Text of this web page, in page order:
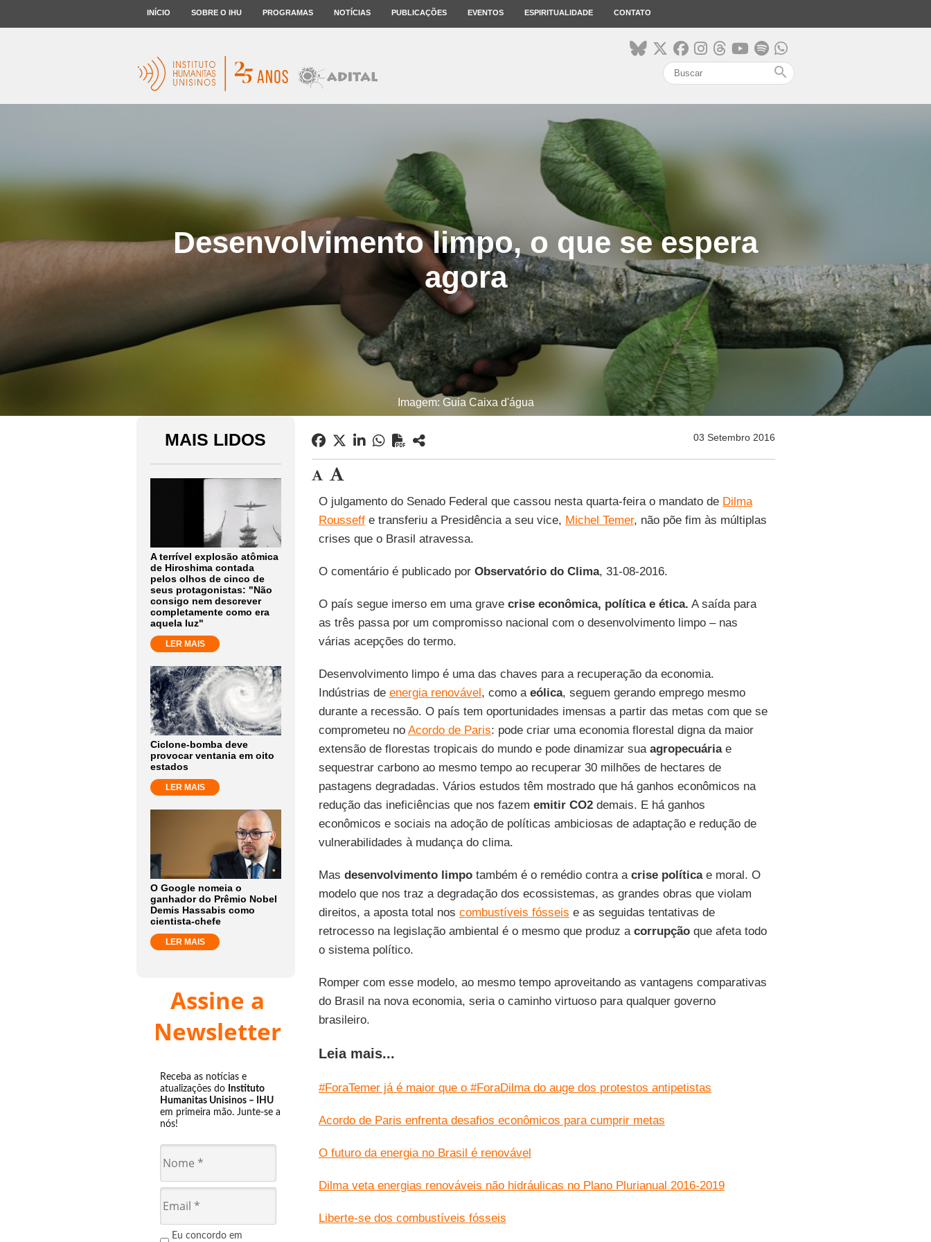
INÍCIO SOBRE O IHU PROGRAMAS NOTÍCIAS PUBLICAÇÕES EVENTOS ESPIRITUALIDADE CONTATO
search
Desenvolvimento limpo, o que se espera
agora
Imagem: Guia Caixa d'água
MAIS LIDOS
A terrível explosão atômica
de Hiroshima contada
pelos olhos de cinco de
seus protagonistas: "Não
consigo nem descrever
completamente como era
aquela luz"
LER MAIS
Ciclone-bomba deve
provocar ventania em oito
estados
LER MAIS
O Google nomeia o
ganhador do Prêmio Nobel
Demis Hassabis como
cientista-chefe
LER MAIS
Assine a
Newsletter
Receba as notícias e
atualizações do Instituto
Humanitas Unisinos – IHU
em primeira mão. Junte-se a
nós!
Eu concordo em
03 Setembro 2016
O julgamento do Senado Federal que cassou nesta quarta-feira o mandato de Dilma
Rousseffe transferiu a Presidência a seu vice, Michel Temer, não põe fim às múltiplas
crises que o Brasil atravessa.
O comentário é publicado por Observatório do Clima, 31-08-2016.
O país segue imerso em uma grave crise econômica, política e ética. A saída para
as três passa por um compromisso nacional com o desenvolvimento limpo – nas
várias acepções do termo.
Desenvolvimento limpo é uma das chaves para a recuperação da economia.
Indústrias de energia renovável, como a eólica, seguem gerando emprego mesmo
durante a recessão. O país tem oportunidades imensas a partir das metas com que se
comprometeu no Acordo de Paris: pode criar uma economia florestal digna da maior
extensão de florestas tropicais do mundo e pode dinamizar sua agropecuáriae
sequestrar carbono ao mesmo tempo ao recuperar 30 milhões de hectares de
pastagens degradadas. Vários estudos têm mostrado que há ganhos econômicos na
redução das ineficiências que nos fazem emitir CO2demais. E há ganhos
econômicos e sociais na adoção de políticas ambiciosas de adaptação e redução de
vulnerabilidades à mudança do clima.
Mas desenvolvimento limpotambém é o remédio contra a crise políticae moral. O
modelo que nos traz a degradação dos ecossistemas, as grandes obras que violam
direitos, a aposta total nos combustíveis fósseis e as seguidas tentativas de
retrocesso na legislação ambiental é o mesmo que produz a corrupçãoque afeta todo
o sistema político.
Romper com esse modelo, ao mesmo tempo aproveitando as vantagens comparativas
do Brasil na nova economia, seria o caminho virtuoso para qualquer governo
brasileiro.
Leia mais...
#ForaTemer já é maior que o #ForaDilma do auge dos protestos antipetistas
Acordo de Paris enfrenta desafios econômicos para cumprir metas
O futuro da energia no Brasil é renovável
Dilma veta energias renováveis não hidráulicas no Plano Plurianual 2016-2019
Liberte-se dos combustíveis fósseis